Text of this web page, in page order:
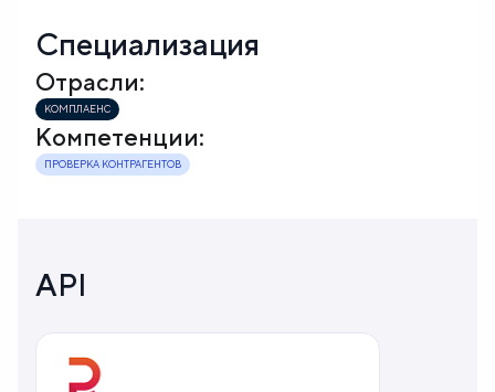
Специализация
Отрасли:
КОМПЛАЕНС
Компетенции:
ПРОВЕРКА КОНТРАГЕНТОВ
API